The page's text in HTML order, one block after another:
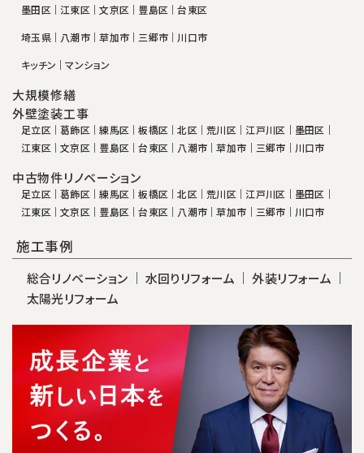
墨田区
江東区 文京区 豊島区
台東区
埼玉県
八潮市 草加市 三郷市
川口市
キッチン
マンション
大規模修繕
外壁塗装工事
足立区 葛飾区 練馬区 板橋区 北区 荒川区 江戸川区
墨田区
江東区
文京区 豊島区 台東区 八潮市 草加市 三郷市 川口市
中古物件リノベーション
足立区 葛飾区 練馬区 板橋区 北区 荒川区 江戸川区
墨田区
江東区
文京区 豊島区 台東区 八潮市 草加市 三郷市 川口市
施工事例
総合リノベーション 水回りリフォーム
外装リフォーム
太陽光リフォーム